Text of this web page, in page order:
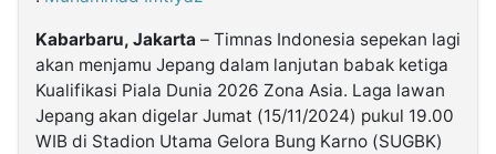
Kabarbaru, Jakarta – Timnas Indonesia sepekan lagi
akan menjamu Jepang dalam lanjutan babak ketiga
Kualifikasi Piala Dunia 2026 Zona Asia. Laga lawan
Jepang akan digelar Jumat (15/11/2024) pukul 19.00
WIB di Stadion Utama Gelora Bung Karno (SUGBK)